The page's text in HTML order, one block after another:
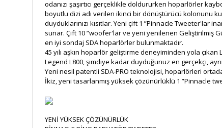
odanızı şaşırtıcı gerçeklikle doldururken hoparlörler
boyutlu dizi adı verilen ikinci bir dönüştürücü kolonunu
duyduklarınızı kısıtlar. Yeni çift 1 ”Pinnacle Tweeter'lar
sunar. Çift 10 ”woofer'lar ve yeni yenilenen Geliştirilmiş
en iyi sondaj SDA hoparlörler bulunmaktadır.
45 yılı aşkın hoparlör geliştirme deneyiminden yola
Legend L800, şimdiye kadar duyduğunuz en gerçekçi,
Yeni nesil patentli SDA-PRO teknolojisi, hoparlörleri
İkiz, yeni tasarlanmış yüksek çözünürlüklü 1 ”Pinnacle
YENİ YÜKSEK ÇÖZÜNÜRLÜK